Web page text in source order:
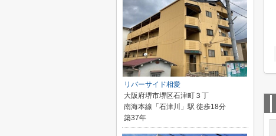
リバーサイド相愛
大阪府堺市堺区石津町３丁
南海本線「石津川」駅 徒歩18分
築37年